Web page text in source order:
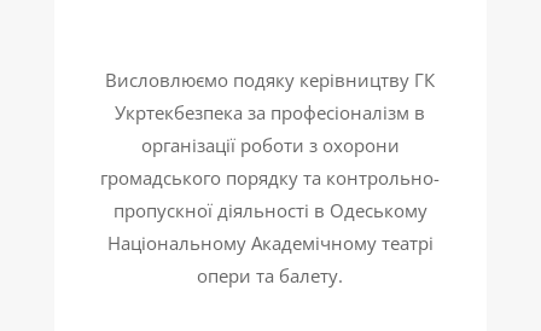
Висловлюємо подяку керівництву ГК
Укртекбезпека за професіоналізм в
організації роботи з охорони
громадського порядку та контрольно-
пропускної діяльності в Одеському
Національному Академічному театрі
опери та балету.